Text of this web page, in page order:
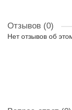
Отзывов (0)
Нет отзывов об